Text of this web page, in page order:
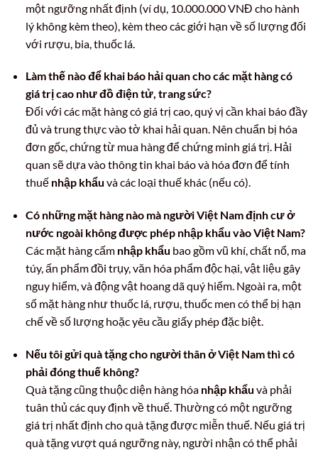
một ngưỡng nhất định (ví dụ, 10.000.000 VNĐ cho hành
lý không kèm theo), kèm theo các giới hạn về số lượng đối
với rượu, bia, thuốc lá.
Làm thế nào để khai báo hải quan cho các mặt hàng có
giá trị cao như đồ điện tử, trang sức?
Đối với các mặt hàng có giá trị cao, quý vị cần khai báo đầy
đủ và trung thực vào tờ khai hải quan. Nên chuẩn bị hóa
đơn gốc, chứng từ mua hàng để chứng minh giá trị. Hải
quan sẽ dựa vào thông tin khai báo và hóa đơn để tính
thuế nhập khẩu và các loại thuế khác (nếu có).
Có những mặt hàng nào mà người Việt Nam định cư ở
nước ngoài không được phép nhập khẩu vào Việt Nam?
Các mặt hàng cấm nhập khẩu bao gồm vũ khí, chất nổ, ma
túy, ấn phẩm đồi trụy, văn hóa phẩm độc hại, vật liệu gây
nguy hiểm, và động vật hoang dã quý hiếm. Ngoài ra, một
số mặt hàng như thuốc lá, rượu, thuốc men có thể bị hạn
chế về số lượng hoặc yêu cầu giấy phép đặc biệt.
Nếu tôi gửi quà tặng cho người thân ở Việt Nam thì có
phải đóng thuế không?
Quà tặng cũng thuộc diện hàng hóa nhập khẩu và phải
tuân thủ các quy định về thuế. Thường có một ngưỡng
giá trị nhất định cho quà tặng được miễn thuế. Nếu giá trị
quà tặng vượt quá ngưỡng này, người nhận có thể phải